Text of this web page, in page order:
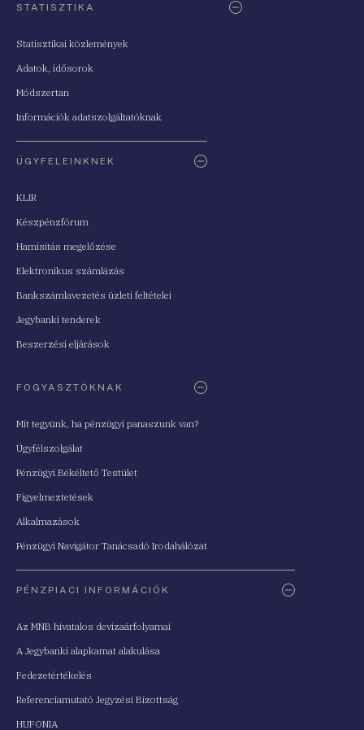
STATISZTIKA
Statisztikai közlemények
Adatok, idősorok
Módszertan
Információk adatszolgáltatóknak
ÜGYFELEINKNEK
KLIR
Készpénzfórum
Hamisítás megelőzése
Elektronikus számlázás
Bankszámlavezetés üzleti feltételei
Jegybanki tenderek
Beszerzési eljárások
FOGYASZTÓKNAK
Mit tegyünk, ha pénzügyi panaszunk van?
Ügyfélszolgálat
Pénzügyi Békéltető Testület
Figyelmeztetések
Alkalmazások
Pénzügyi Navigátor Tanácsadó Irodahálózat
PÉNZPIACI INFORMÁCIÓK
Az MNB hivatalos devizaárfolyamai
A Jegybanki alapkamat alakulása
Fedezetértékelés
Referenciamutató Jegyzési Bizottság
HUFONIA